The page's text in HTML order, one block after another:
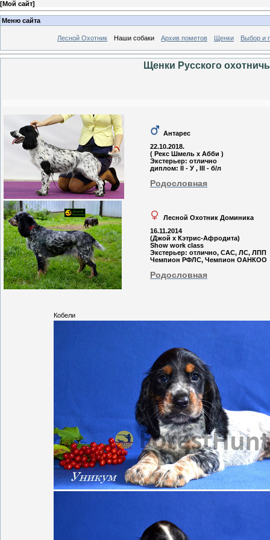
[Мой сайт]
Меню сайта
Лесной Охотник Наши собаки Архив пометов Щенки Выбор и
Щенки Русского
Антарес
22.10.2018.
( Рекс Шмель х Абби )
Экстерьер: отлично
диплом: II - У , III - б/л
Родословная
Лесной Охотник Доминика
16.11.2014
(Джой х Кэтрис-Афродита)
Show work class
Экстерьер: отлично, CAC, ЛС, ЛПП
Чемпион РФЛС, Чемпион ОАНКОО
Родословная
Кобели